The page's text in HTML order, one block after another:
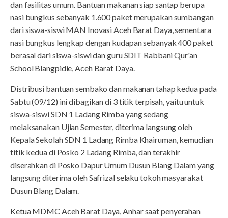
dan fasilitas umum. Bantuan makanan siap santap berupa
nasi bungkus sebanyak 1.600 paket merupakan sumbangan
dari siswa-siswi MAN Inovasi Aceh Barat Daya, sementara
nasi bungkus lengkap dengan kudapan sebanyak 400 paket
berasal dari siswa-siswi dan guru SDIT Rabbani Qur'an
School Blangpidie, Aceh Barat Daya.
Distribusi bantuan sembako dan makanan tahap kedua pada
Sabtu (09/12) ini dibagikan di 3 titik terpisah, yaitu untuk
siswa-siswi SDN 1 Ladang Rimba yang sedang
melaksanakan Ujian Semester, diterima langsung oleh
Kepala Sekolah SDN 1 Ladang Rimba Khairuman, kemudian
titik kedua di Posko 2 Ladang Rimba, dan terakhir
diserahkan di Posko Dapur Umum Dusun Blang Dalam yang
langsung diterima oleh Safrizal selaku tokoh masyarakat
Dusun Blang Dalam.
Ketua MDMC Aceh Barat Daya, Anhar saat penyerahan